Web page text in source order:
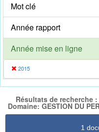
Mot clé
Année rapport
Année mise en ligne
2015
Résultats de recherche
Domaine: GESTION DU
1